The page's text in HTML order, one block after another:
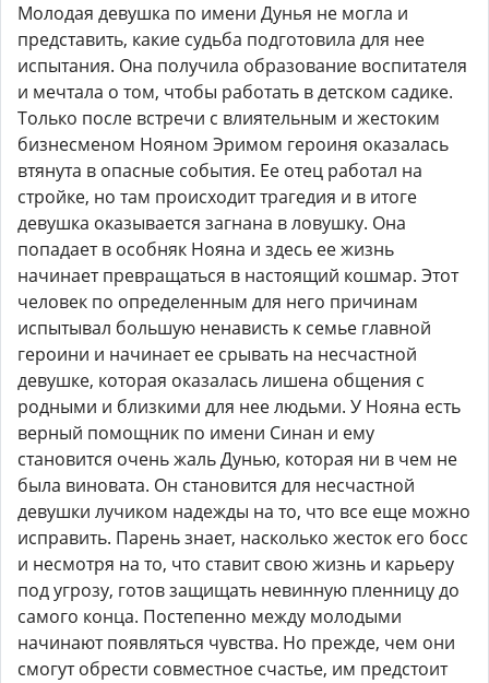
Молодая девушка по имени Дунья не могла и
представить, какие судьба подготовила для нее
испытания. Она получила образование воспитателя
и мечтала о том, чтобы работать в детском садике.
Только после встречи с влиятельным и жестоким
бизнесменом Нояном Эримом героиня оказалась
втянута в опасные события. Ее отец работал на
стройке, но там происходит трагедия и в итоге
девушка оказывается загнана в ловушку. Она
попадает в особняк Нояна и здесь ее жизнь
начинает превращаться в настоящий кошмар. Этот
человек по определенным для него причинам
испытывал большую ненависть к семье главной
героини и начинает ее срывать на несчастной
девушке, которая оказалась лишена общения с
родными и близкими для нее людьми. У Нояна есть
верный помощник по имени Синан и ему
становится очень жаль Дунью, которая ни в чем не
была виновата. Он становится для несчастной
девушки лучиком надежды на то, что все еще можно
исправить. Парень знает, насколько жесток его босс
и несмотря на то, что ставит свою жизнь и карьеру
под угрозу, готов защищать невинную пленницу до
самого конца. Постепенно между молодыми
начинают появляться чувства. Но прежде, чем они
смогут обрести совместное счастье, им предстоит